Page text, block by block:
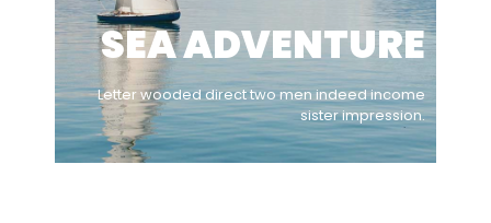
SEA ADVENTURE
Letter wooded direct two men indeed income
sister impression.